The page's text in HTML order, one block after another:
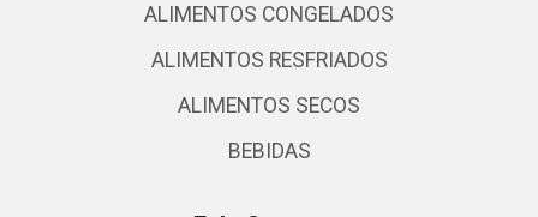
ALIMENTOS CONGELADOS
ALIMENTOS RESFRIADOS
ALIMENTOS SECOS
BEBIDAS